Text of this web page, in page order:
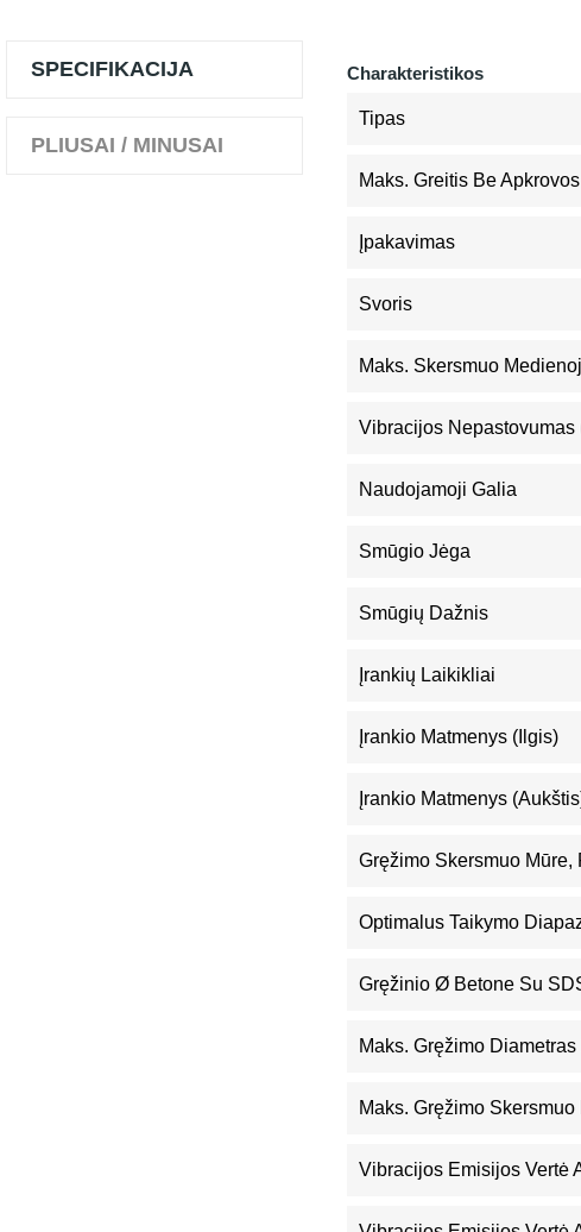
SPECIFIKACIJA
PLIUSAI / MINUSAI
Charakteristikos
Tipas
Maks. Greitis Be Apkrovos
Įpakavimas
Svoris
Maks. Skersmuo
Vibracijos Nepastovumas
Naudojamoji Galia
Smūgio Jėga
Smūgių Dažnis
Įrankių Laikikliai
Įrankio Matmenys (ilgis)
Įrankio Matmenys
Gręžimo Skersmuo Mūre,
Optimalus Taikymo
Gręžinio Ø Betone Su
Maks. Gręžimo
Maks. Gręžimo Skersmuo
Vibracijos Emisijos Vertė